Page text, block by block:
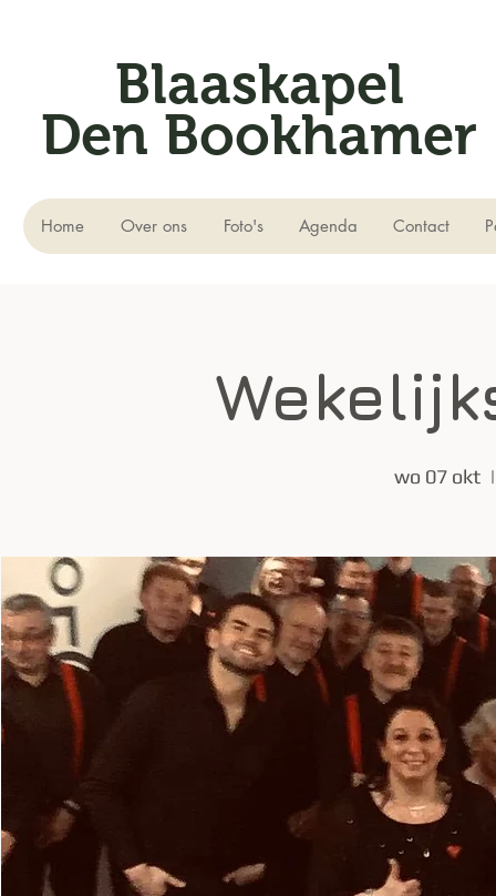
Blaaskapel
Den Bookhamer
Home Over ons Foto's Agenda Contact
wo 07 okt